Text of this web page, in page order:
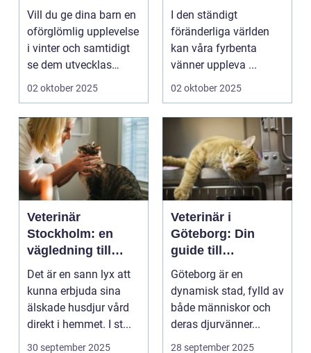
för små blivande
skidåkare
Vill du ge dina barn en
oförglömlig upplevelse
i vinter och samtidigt
se dem utvecklas
p&a...
02 oktober 2025
ångestdämpande
hundhalsband
I den ständigt
föränderliga världen
kan våra fyrbenta
vänner uppleva ...
02 oktober 2025
Veterinär
Stockholm: en
vägledning till
vård i hemmiljö
Det är en sann lyx att
kunna erbjuda sina
älskade husdjur vård
direkt i hemmet. I st...
30 september 2025
Veterinär i
Göteborg: Din
guide till
djursjukvård
Göteborg är en
dynamisk stad, fylld av
både människor och
deras djurvänner...
28 september 2025